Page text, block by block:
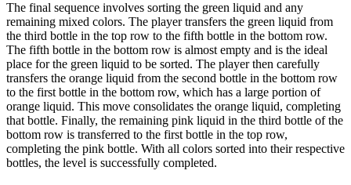
The final sequence involves sorting the green liquid and any
remaining mixed colors. The player transfers the green liquid from
the third bottle in the top row to the fifth bottle in the bottom row.
The fifth bottle in the bottom row is almost empty and is the ideal
place for the green liquid to be sorted. The player then carefully
transfers the orange liquid from the second bottle in the bottom row
to the first bottle in the bottom row, which has a large portion of
orange liquid. This move consolidates the orange liquid, completing
that bottle. Finally, the remaining pink liquid in the third bottle of the
bottom row is transferred to the first bottle in the top row,
completing the pink bottle. With all colors sorted into their respective
bottles, the level is successfully completed.